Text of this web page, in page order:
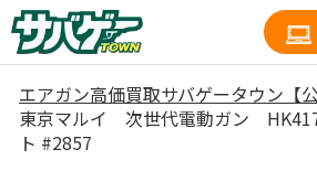
エアガン高価買取サバゲータウン【公
東京マルイ 次世代電動ガン
ト #2857